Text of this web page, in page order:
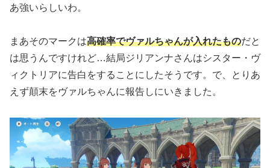
あ強いらしいわ。
まあそのマークは高確率でヴァルちゃんが入れたものだと
は思うんですけれど…結局ジリアンナさんはシスター・ヴ
ィクトリアに告白をすることにしたそうです。で、とりあ
えず顛末をヴァルちゃんに報告しにいきました。